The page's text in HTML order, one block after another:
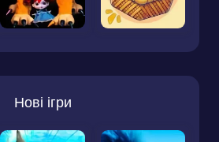
Нові ігри